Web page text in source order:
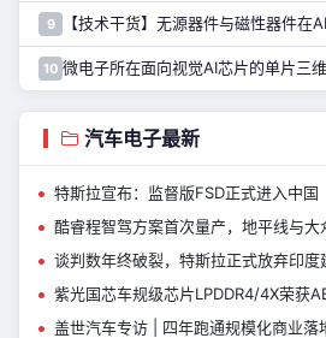
9 【技术干货】无源器件与磁性器件在
10
汽车电子最新
特斯拉宣布：监督版FSD正式进入中国
酷睿程智驾方案首次量产，地平线与大众汽车集
谈判数年终破裂，特斯拉正式放弃印度
紫光国芯车规级芯片LPDDR4/4X荣获AEIF“汽车电
盖世汽车专访 | 四年跑通规模化商业落地，仁